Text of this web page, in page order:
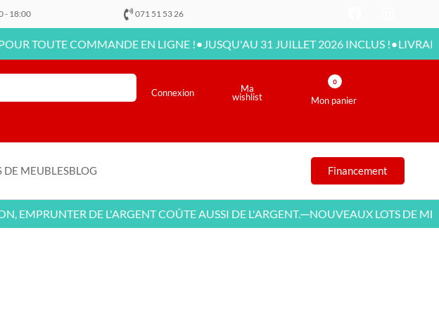
- 18:00 071 51 53 26
COMMANDE EN LIGNE ! •JUSQU'AU 31 JUILLET 2026 INCLUS !•LIVRAISON
Connexion Ma
wishlist Mon panier
0
DE MEUBLESBLOG Financement
DE L'ARGENT COÛTE AUSSI DE L'ARGENT.—NOUVEAUX LOTS DE